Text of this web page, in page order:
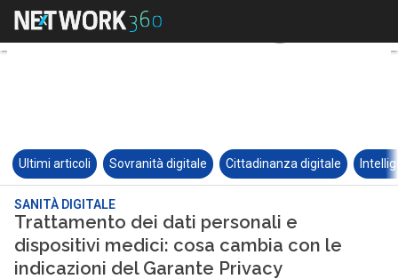
Ultimi articoli Sovranità digitale Cittadinanza digitale
SANITÀ DIGITALE
Trattamento dei dati personali e
dispositivi medici: cosa cambia con le
indicazioni del Garante Privacy